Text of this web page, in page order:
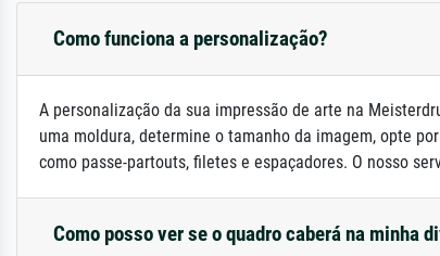
Como funciona a personalização?
A personalização da sua impressão de arte na
uma moldura, determine o tamanho da imagem, opte
como passe-partouts, filetes e espaçadores. O nosso
Como posso ver se o quadro caberá na minha